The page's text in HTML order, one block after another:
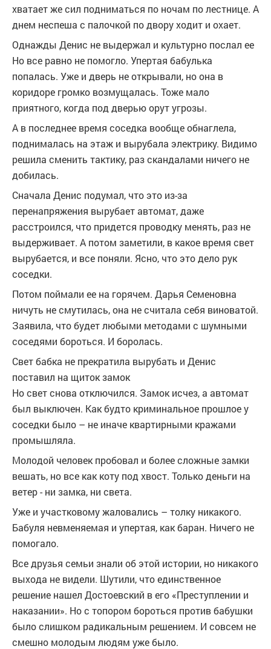
хватает же сил подниматься по ночам по лестнице. А
днем неспеша с палочкой по двору ходит и охает.
Однажды Денис не выдержал и культурно послал ее
Но все равно не помогло. Упертая бабулька
попалась. Уже и дверь не открывали, но она в
коридоре громко возмущалась. Тоже мало
приятного, когда под дверью орут угрозы.
А в последнее время соседка вообще обнаглела,
поднималась на этаж и вырубала электрику. Видимо
решила сменить тактику, раз скандалами ничего не
добилась.
Сначала Денис подумал, что это из-за
перенапряжения вырубает автомат, даже
расстроился, что придется проводку менять, раз не
выдерживает. А потом заметили, в какое время свет
вырубается, и все поняли. Ясно, что это дело рук
соседки.
Потом поймали ее на горячем. Дарья Семеновна
ничуть не смутилась, она не считала себя виноватой.
Заявила, что будет любыми методами с шумными
соседями бороться. И боролась.
Свет бабка не прекратила вырубать и Денис
поставил на щиток замок
Но свет снова отключился. Замок исчез, а автомат
был выключен. Как будто криминальное прошлое у
соседки было – не иначе квартирными кражами
промышляла.
Молодой человек пробовал и более сложные замки
вешать, но все как коту под хвост. Только деньги на
ветер - ни замка, ни света.
Уже и участковому жаловались – толку никакого.
Бабуля невменяемая и упертая, как баран. Ничего не
помогало.
Все друзья семьи знали об этой истории, но никакого
выхода не видели. Шутили, что единственное
решение нашел Достоевский в его «Преступлении и
наказании». Но с топором бороться против бабушки
было слишком радикальным решением. И совсем не
смешно молодым людям уже было.